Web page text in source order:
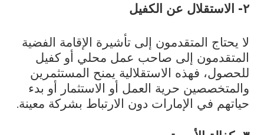
٢- الاستقلال عن الكفيل
لا يحتاج المتقدمون إلى تأشيرة الإقامة الفضية
المتقدمون إلى صاحب عمل محلي أو كفيل
للحصول، فهذه الاستقلالية يمنح المستثمرين
والمتخصصين حرية العمل أو الاستثمار أو بدء
حياتهم في الإمارات دون الارتباط بشركة معينة.